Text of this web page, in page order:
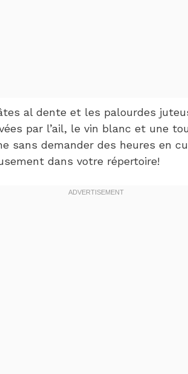
al dente et les palourdes
par l’ail, le vin blanc et une
sans demander des heures en
dans votre répertoire!